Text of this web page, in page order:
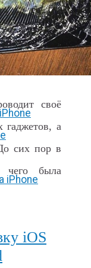
iPhone
своё
гаджетов, а
сих пор в
чего была
iOS